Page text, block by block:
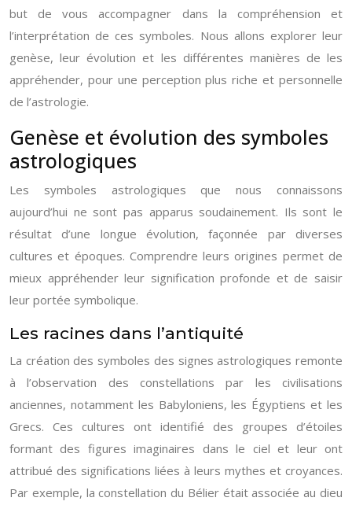
but de vous accompagner dans la compréhension et
l’interprétation de ces symboles. Nous allons explorer leur
genèse, leur évolution et les différentes manières de les
appréhender, pour une perception plus riche et personnelle
de l’astrologie.
Genèse et évolution des symboles
astrologiques
Les symboles astrologiques que nous connaissons
aujourd’hui ne sont pas apparus soudainement. Ils sont le
résultat d’une longue évolution, façonnée par diverses
cultures et époques. Comprendre leurs origines permet de
mieux appréhender leur signification profonde et de saisir
leur portée symbolique.
Les racines dans l’antiquité
La création des symboles des signes astrologiques remonte
à l’observation des constellations par les civilisations
anciennes, notamment les Babyloniens, les Égyptiens et les
Grecs. Ces cultures ont identifié des groupes d’étoiles
formant des figures imaginaires dans le ciel et leur ont
attribué des significations liées à leurs mythes et croyances.
Par exemple, la constellation du Bélier était associée au dieu